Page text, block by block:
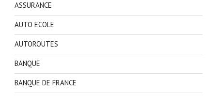
ASSURANCE
AUTO ECOLE
AUTOROUTES
BANQUE
BANQUE DE FRANCE